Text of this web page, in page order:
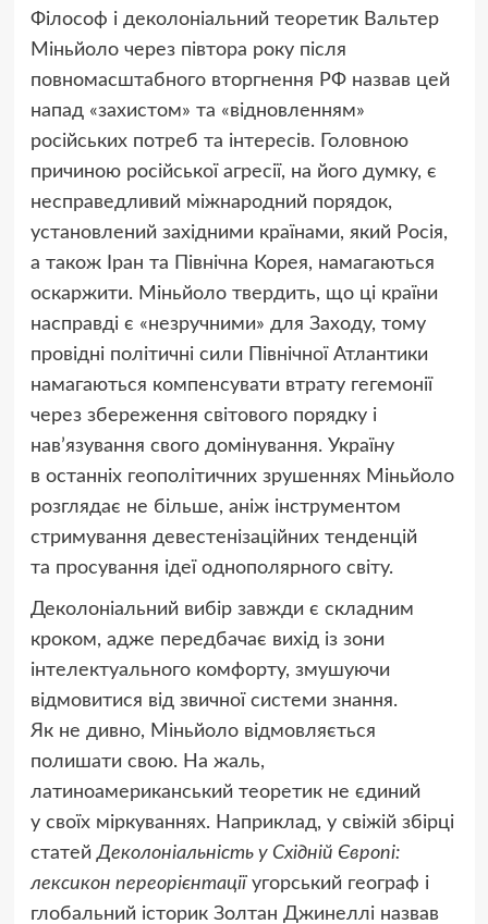
Філософ і деколоніальний теоретик Вальтер
Міньйоло через півтора року після
повномасштабного вторгнення РФ назвав цей
напад «захистом» та «відновленням»
російських потреб та інтересів. Головною
причиною російської агресії, на його думку, є
несправедливий міжнародний порядок,
установлений західними країнами, який Росія,
а також Іран та Північна Корея, намагаються
оскаржити. Міньйоло твердить, що ці країни
насправді є «незручними» для Заходу, тому
провідні політичні сили Північної Атлантики
намагаються компенсувати втрату гегемонії
через збереження світового порядку і
нав’язування свого домінування. Україну
в останніх геополітичних зрушеннях Міньйоло
розглядає не більше, аніж інструментом
стримування девестенізаційних тенденцій
та просування ідеї однополярного світу.
Деколоніальний вибір завжди є складним
кроком, адже передбачає вихід із зони
інтелектуального комфорту, змушуючи
відмовитися від звичної системи знання.
Як не дивно, Міньйоло відмовляється
полишати свою. На жаль,
латиноамериканський теоретик не єдиний
у своїх міркуваннях. Наприклад, у свіжій збірці
статейДеколоніальність у Східній Європі:
лексикон переорієнтаціїугорський географ і
глобальний історик Золтан Джинеллі назвав